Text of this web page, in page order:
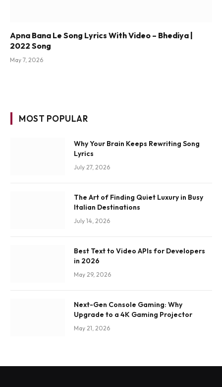
Apna Bana Le Song Lyrics With Video – Bhediya |
2022 Song
May 7, 2026
MOST POPULAR
Why Your Brain Keeps Rewriting Song
Lyrics
July 27, 2026
The Art of Finding Quiet Luxury in Busy
Italian Destinations
July 14, 2026
Best Text to Video APIs for Developers
in 2026
May 29, 2026
Next-Gen Console Gaming: Why
Upgrade to a 4K Gaming Projector
May 21, 2026